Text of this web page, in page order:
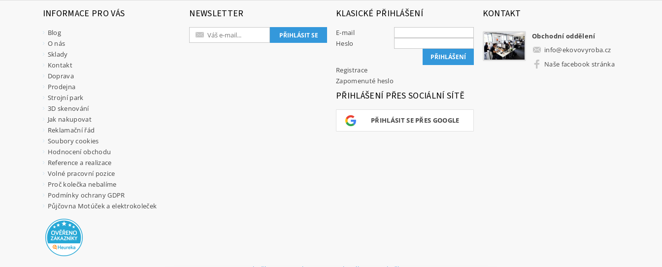
INFORMACE PRO VÁS
Blog
O nás
Sklady
Kontakt
Doprava
Prodejna
Strojní park
3D skenování
Jak nakupovat
Reklamační řád
Soubory cookies
Hodnocení obchodu
Reference a realizace
Volné pracovní pozice
Proč kolečka nebalíme
Podmínky ochrany GDPR
Půjčovna Motúček a elektrokoleček
NEWSLETTER KLASICKÉ PŘIHLÁŠENÍ
E-mail
Heslo
Registrace
Zapomenuté heslo
PŘIHLÁŠENÍ PŘES SOCIÁLNÍ SÍTĚ
PŘIHLÁSIT SE PŘES GOOGLE
KONTAKT
Obchodní oddělení
info@ekovovyroba.cz
Naše facebook stránka